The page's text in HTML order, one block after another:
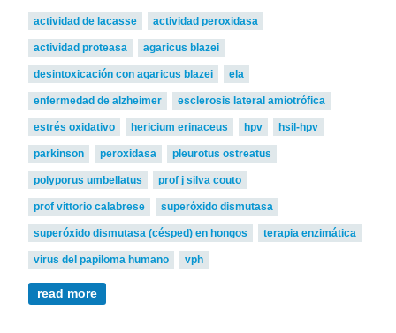
actividad de lacasse actividad peroxidasa
actividad proteasa agaricus blazei
desintoxicación con agaricus blazei ela
enfermedad de alzheimer esclerosis lateral amiotrófica
estrés oxidativo hericium erinaceus hpv hsil-hpv
parkinson peroxidasa pleurotus ostreatus
polyporus umbellatus prof j silva couto
prof vittorio calabrese superóxido dismutasa
superóxido dismutasa (césped) en hongos terapia enzimática
virus del papiloma humano vph
read more